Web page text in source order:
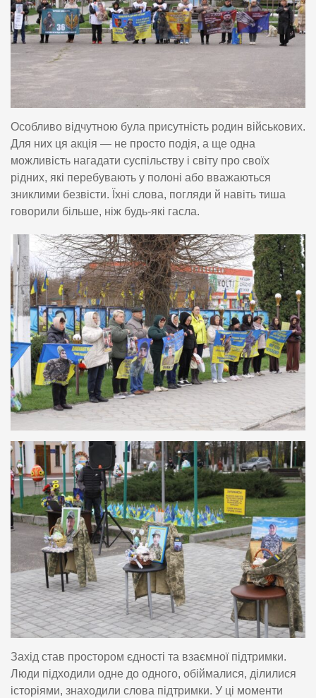
Особливо відчутною була присутність родин військових.
Для них ця акція — не просто подія, а ще одна
можливість нагадати суспільству і світу про своїх
рідних, які перебувають у полоні або вважаються
зниклими безвісти. Їхні слова, погляди й навіть тиша
говорили більше, ніж будь-які гасла.
Захід став простором єдності та взаємної підтримки.
Люди підходили одне до одного, обіймалися, ділилися
історіями, знаходили слова підтримки. У ці моменти